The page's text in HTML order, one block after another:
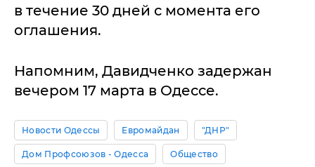
в течение 30 дней с момента его
оглашения.
Напомним, Давидченко задержан
вечером 17 марта в Одессе.
Новости Одессы Евромайдан "ДНР"
Дом Профсоюзов - Одесса Общество